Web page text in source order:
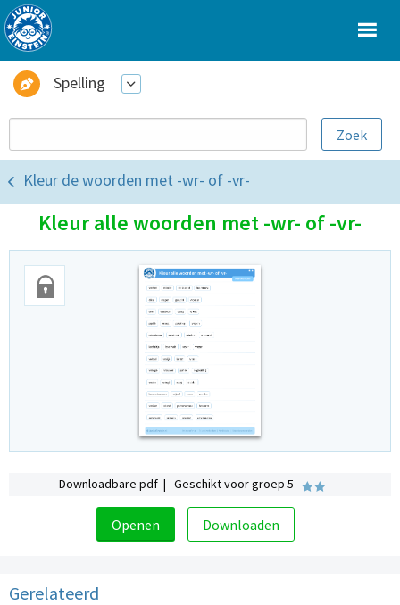
Spelling
Kleur de woorden met -wr- of -vr-
Kleur alle woorden met -wr- of -vr-
Downloadbare pdf | Geschikt voor groep 5
Openen Downloaden
Gerelateerd